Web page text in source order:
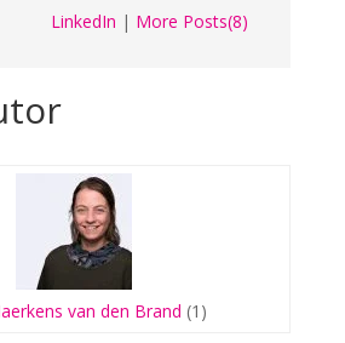
LinkedIn | More Posts(8)
van den Brand (1)